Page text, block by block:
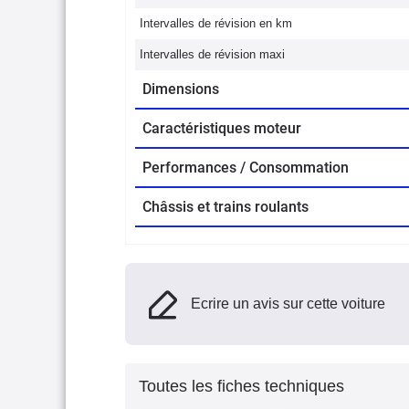
Intervalles de révision en km
Intervalles de révision maxi
Dimensions
Caractéristiques moteur
Performances / Consommation
Châssis et trains roulants
Ecrire un avis sur cette voiture
Toutes les fiches techniques